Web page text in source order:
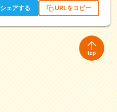
シェアする URLをコピー